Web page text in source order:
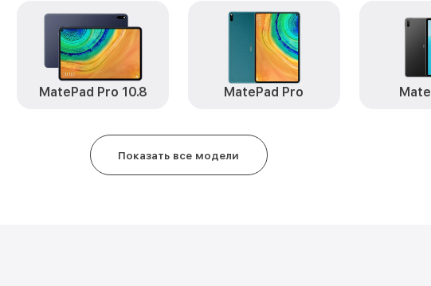
MatePad Pro 10.8 MatePad Pro
Показать все модели